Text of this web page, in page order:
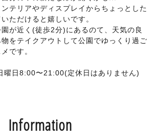
テリアやディスプレイからちょっとした
ただけると嬉しいです。
が近く(徒歩2分)にあるのて、天気の良
をテイクアウトして公園でゆっくり過ご
です。
曜日8:00〜21:00(定休日はありません)
Information